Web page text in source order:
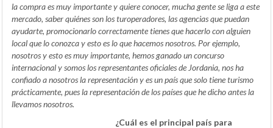
la compra es muy importante y quiere conocer, mucha gente se liga a este
mercado, saber quiénes son los turoperadores, las agencias que puedan
ayudarte, promocionarlo correctamente tienes que hacerlo con alguien
local que lo conozca y esto es lo que hacemos nosotros. Por ejemplo,
nosotros y esto es muy importante, hemos ganado un concurso
internacional y somos los representantes oficiales de Jordania, nos ha
confiado a nosotros la representación y es un país que solo tiene turismo
prácticamente, pues la representación de los países que he dicho antes la
llevamos nosotros.
¿Cuál es el principal país para